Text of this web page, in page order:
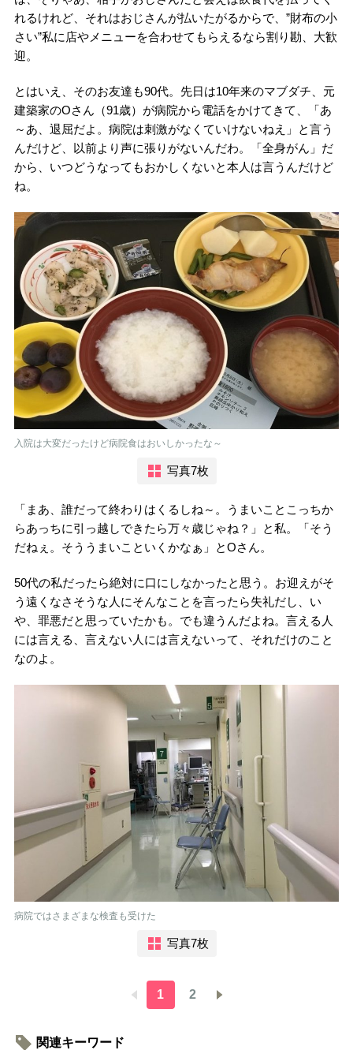
れるけれど、それはおじさんが払いたがるからで、”財布の小
さい”私に店やメニューを合わせてもらえるなら割り勘、大歓
迎。
とはいえ、そのお友達も90代。先日は10年来のマブダチ、元
建築家のOさん（91歳）が病院から電話をかけてきて、「あ
～あ、退屈だよ。病院は刺激がなくていけないねえ」と言う
んだけど、以前より声に張りがないんだわ。「全身がん」だ
から、いつどうなってもおかしくないと本人は言うんだけど
ね。
入院は大変だったけど病院食はおいしかったな～
写真7枚
「まあ、誰だって終わりはくるしね～。うまいことこっちか
らあっちに引っ越しできたら万々歳じゃね？」と私。「そう
だねぇ。そううまいこといくかなぁ」とOさん。
50代の私だったら絶対に口にしなかったと思う。お迎えがそ
う遠くなさそうな人にそんなことを言ったら失礼だし、い
や、罪悪だと思っていたかも。でも違うんだよね。言える人
には言える、言えない人には言えないって、それだけのこと
なのよ。
病院ではさまざまな検査も受けた
写真7枚
1 2
関連キーワード